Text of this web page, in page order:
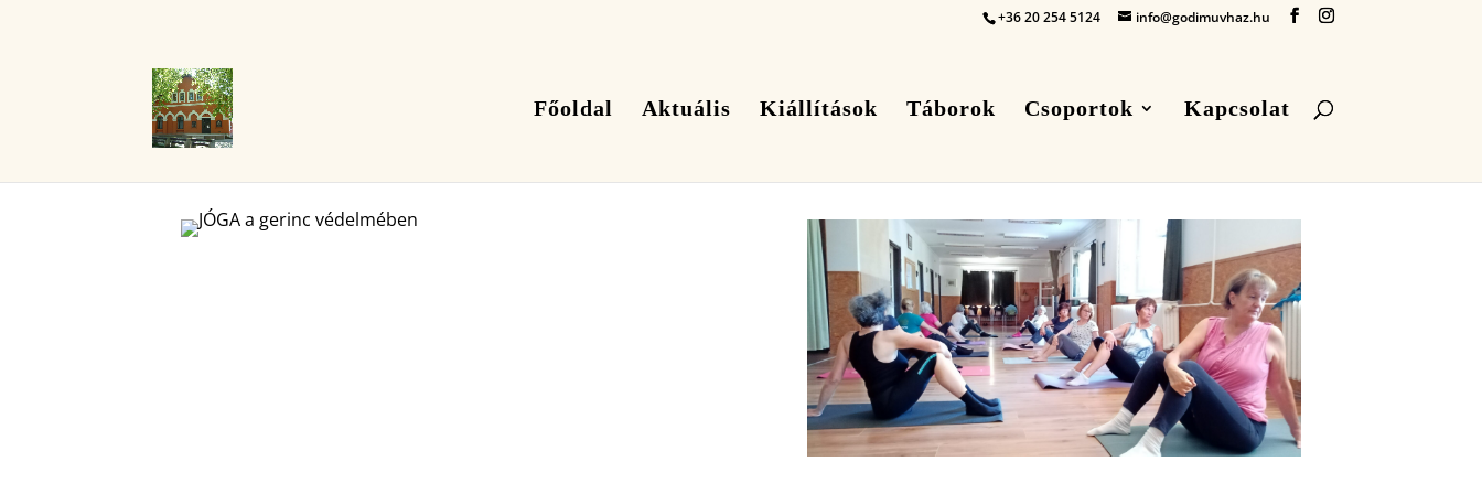
+36 20 254 5124 info@godimuvhaz.hu
Főoldal Aktuális Kiállítások Táborok Csoportok Kapcsolat